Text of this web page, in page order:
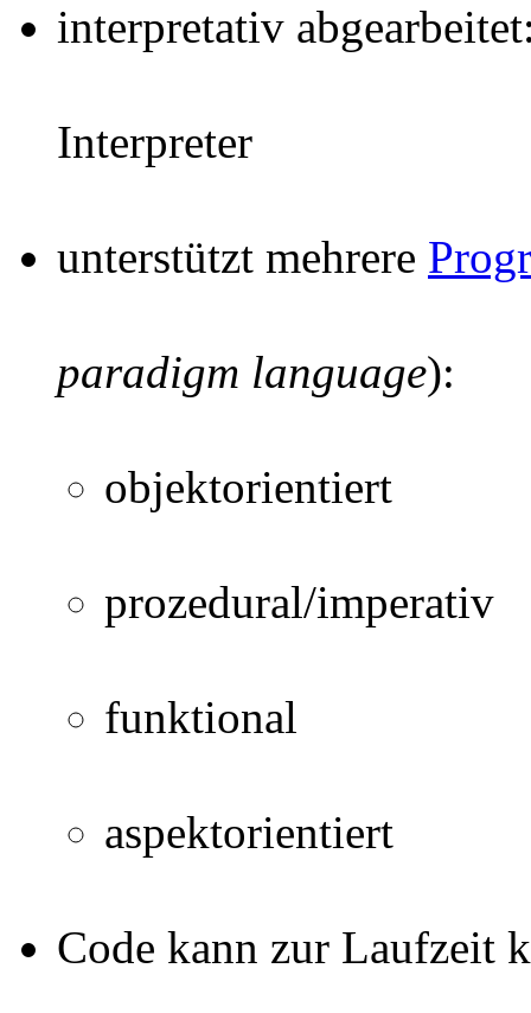
interpretativ
Interpreter
unterstützt mehrere
paradigm language):
objektorientiert
prozedural/imperativ
funktional
aspektorientiert
Code kann zur Laufzeit